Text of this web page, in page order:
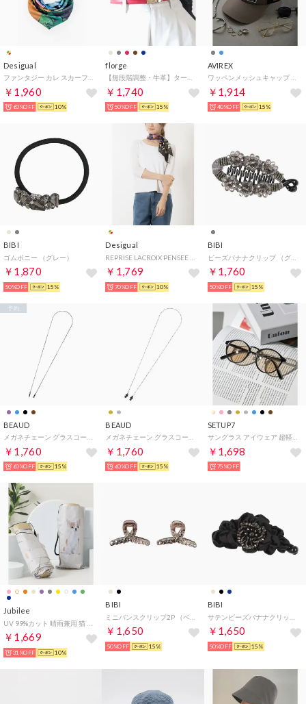
Desigual
￥1,960
60%OFF 10%
florge
￥1,740
50%OFF 15%
AVIREX
￥1,914
40%OFF 15%
BIBI
ゴムポニー （グレー）
￥1,870
50%OFF 15%
Desigual
￥1,769
70%OFF 10%
BIBI
ビーズバナナクリップ （グレー）
￥1,760
50%OFF 15%
BEAUD
￥1,760
予約
60%OFF 15%
BEAUD
￥1,760
60%OFF 15%
SETUP7
サングラス アイウェア 超軽量 メタル コンビ カラーレンズ ボストン型 ウェリントン型 UVカット 紫外線対策 （BLK5）
￥1,698
75%OFF
Jubilee
￥1,669
31%OFF 10%
BIBI
￥1,650
50%OFF 15%
BIBI
￥1,650
50%OFF 15%